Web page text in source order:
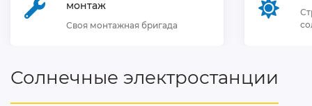
монтаж
Своя монтажная бригада
Солнечные электростанции